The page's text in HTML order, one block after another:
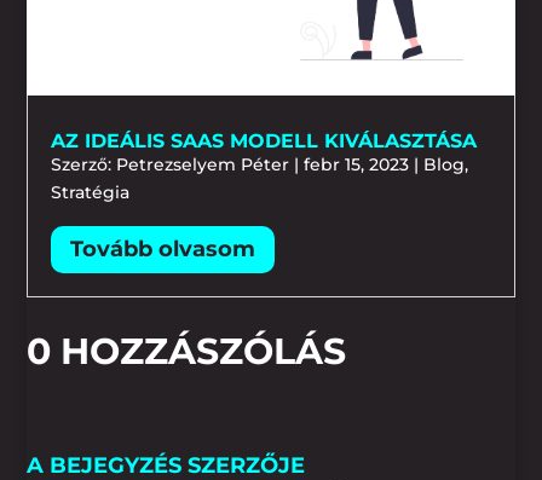
AZ IDEÁLIS SAAS MODELL KIVÁLASZTÁSA
Szerző: Petrezselyem Péter |febr 15, 2023 | Blog,
Stratégia
0 HOZZÁSZÓLÁS
A BEJEGYZÉS SZERZŐJE